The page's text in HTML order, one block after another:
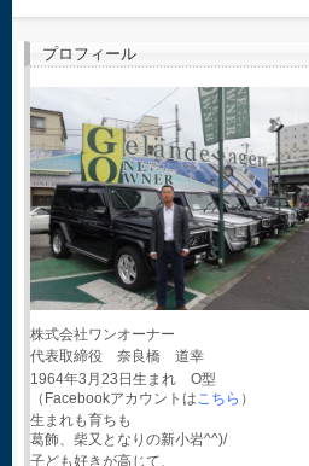
プロフィール
株式会社ワンオーナー
代表取締役 奈良橋 道幸
1964年3月23日生まれ O型
（Facebookアカウントは こちら ）
生まれも育ちも
葛飾、柴又となりの新小岩^^)/
子ども好きが高じて、